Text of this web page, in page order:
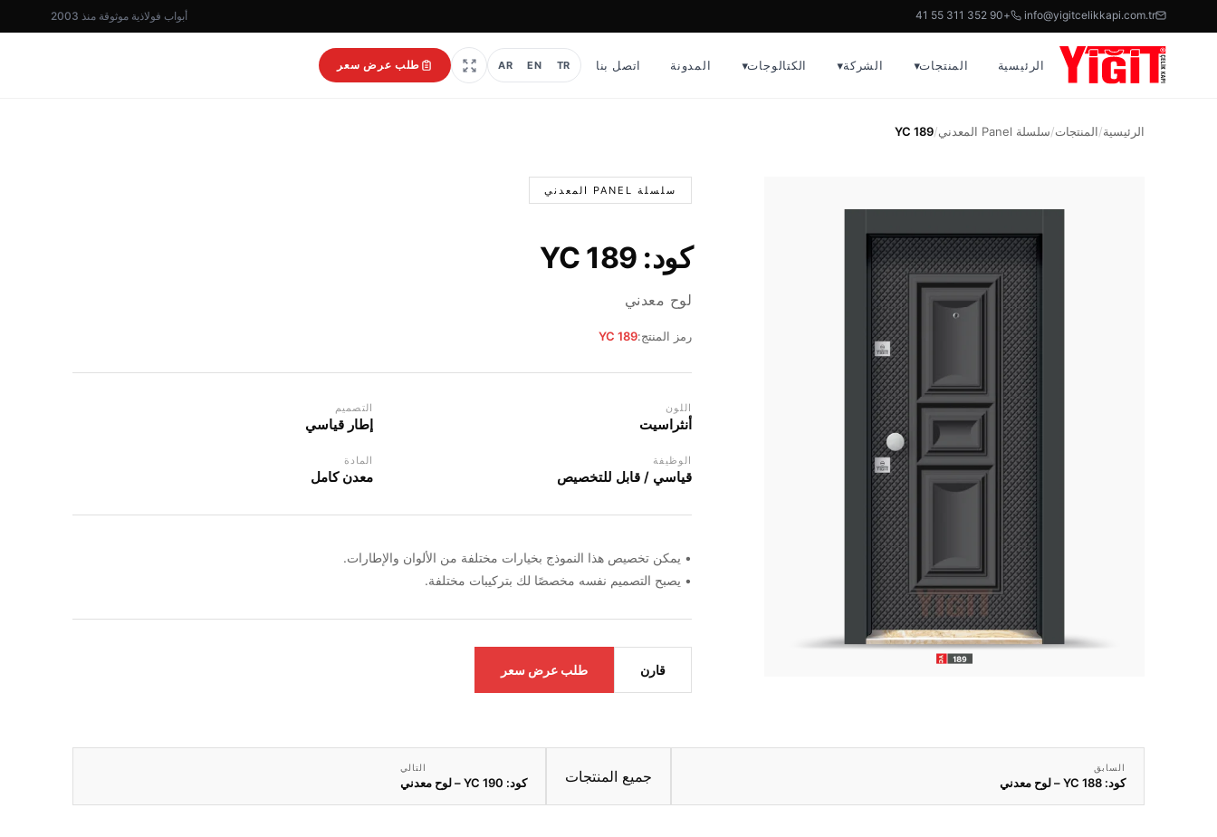
info@yigitcelikkapi.com.tr
+90 352 311 55 41 أبواب فولاذية موثوقة منذ 2003
الرئيسية المنتجات▾ الشركة▾ الكتالوجات▾ المدونة اتصل بنا TR
EN
AR طلب عرض سعر
الرئيسية/المنتجات/سلسلة Panel المعدني /
YC 189
سلسلة PANEL المعدني
كود: YC 189
لوح معدني
رمز المنتج:YC 189
اللون
أنثراسيت
التصميم
إطار قياسي
الوظيفة
قياسي / قابل للتخصيص
المادة
معدن كامل
• يمكن تخصيص هذا النموذج بخيارات مختلفة من الألوان والإطارات.
• يصبح التصميم نفسه مخصصًا لك بتركيبات مختلفة.
قارن طلب عرض سعر
السابق
كود: YC 188 – لوح معدني جميع المنتجات التالي
كود: YC 190 – لوح معدني